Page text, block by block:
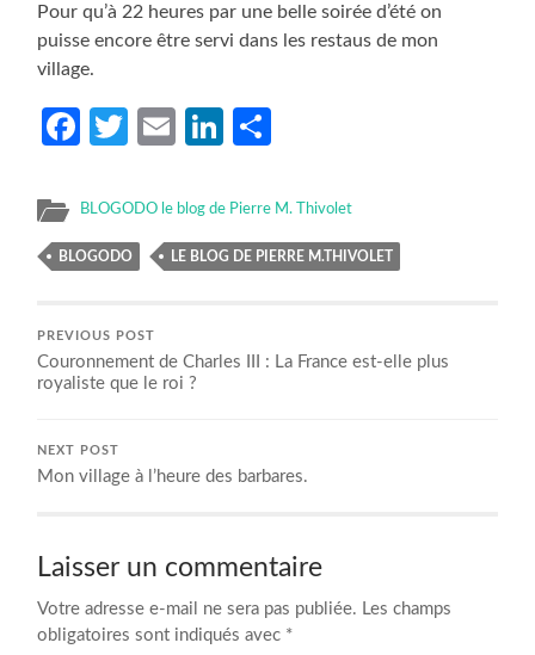
Pour qu’à 22 heures par une belle soirée d’été on
puisse encore être servi dans les restaus de mon
village.
Facebook
Twitter
EmailLinkedIn
BLOGODO le blog de Pierre M. Thivolet
BLOGODO LE BLOG DE PIERRE M.THIVOLET
PREVIOUS POST
Couronnement de Charles III : La France est-elle plus
royaliste que le roi ?
NEXT POST
Mon village à l’heure des barbares.
Laisser un commentaire
Votre adresse e-mail ne sera pas publiée. Les champs
obligatoires sont indiqués avec *